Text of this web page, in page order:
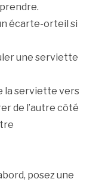
écarte-orteil si
une serviette
la serviette vers
de l’autre côté
posez une